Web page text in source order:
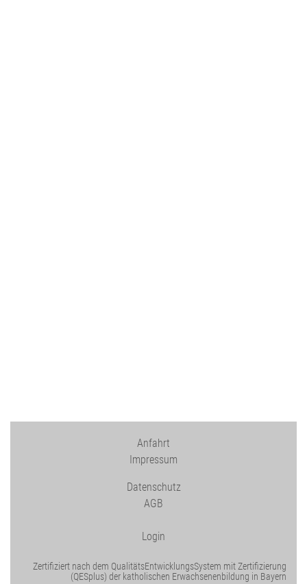
Anfahrt
Impressum
Datenschutz
AGB
Login
Zertifiziert nach dem QualitätsEntwicklungsSystem mit Zertifizierung
(QESplus) der katholischen Erwachsenenbildung in Bayern